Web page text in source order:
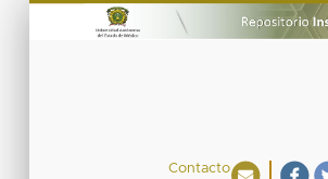
Contacto